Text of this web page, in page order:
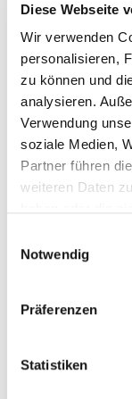
Diese Webseite
Wir verwenden
personalisieren,
zu können und
analysieren.
Verwendung
soziale Medien,
Partner führen
weiteren Daten
Notwendig
Präferenzen
Statistiken
AUDIO
Apollum ist eine
High-End-Audio.